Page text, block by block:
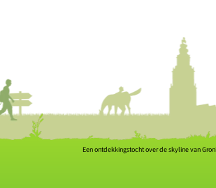
Een ontdekkingstocht over de skyline van